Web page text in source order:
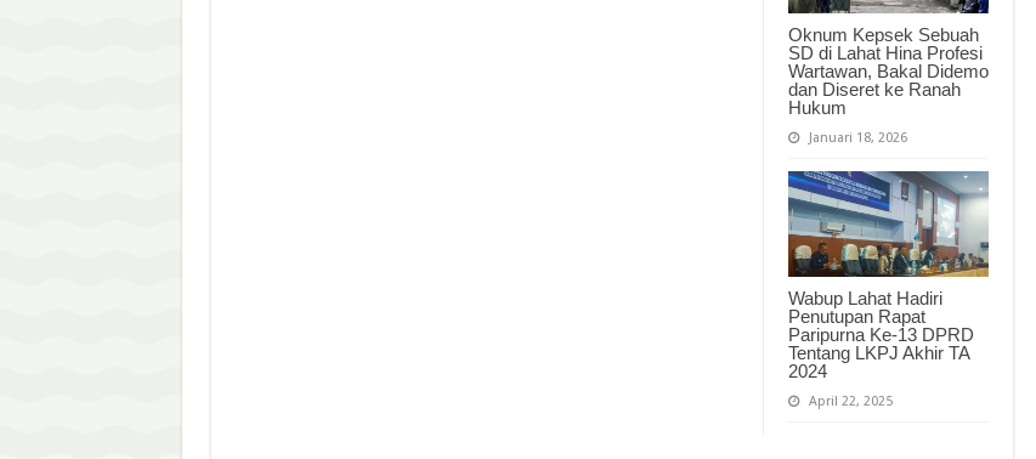
Oknum Kepsek Sebuah
SD di Lahat Hina Profesi
Wartawan, Bakal Didemo
dan Diseret ke Ranah
Hukum
Januari 18, 2026
Wabup Lahat Hadiri
Penutupan Rapat
Paripurna Ke-13 DPRD
Tentang LKPJ Akhir TA
2024
April 22, 2025